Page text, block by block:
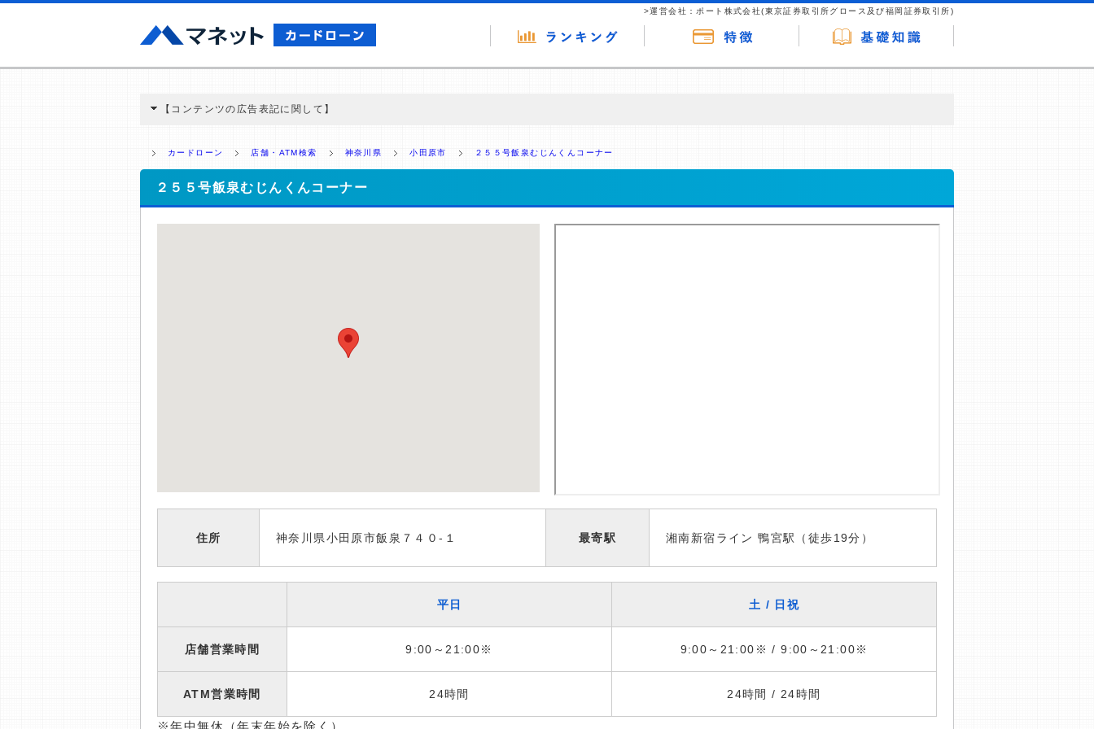
>運営会社：ポート株式会社(東京証券取引所グロース及び福岡証券取引所)
【コンテンツの広告表記に関して】
ミ収集などに基づき、公平性を担保した情報提供を行っています。
>提携企業一覧
カードローン 店舗・ATM検索 神奈川県 小田原市 ２５５号飯泉むじんくんコーナー
２５５号飯泉むじんくんコーナー
住所 神奈川県小田原市飯泉７４０-１ 最寄駅 湘南新宿ライン 鴨宮駅（徒歩19分）
平日 土 / 日祝
店舗営業時間 9:00～21:00※ 9:00～21:00※ / 9:00～21:00※
ATM営業時間 24時間 24時間 / 24時間
※年中無休（年末年始を除く）